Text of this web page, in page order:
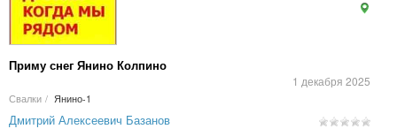
Приму снег Янино Колпино
1 декабря 2025
Свалки / Янино-1
Дмитрий Алексеевич Базанов